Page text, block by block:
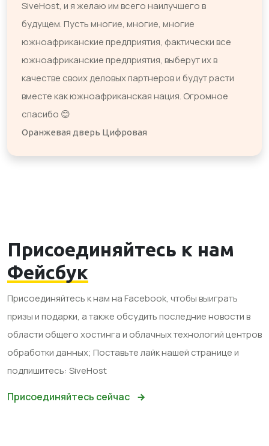
SiveHost, и я желаю им всего наилучшего в
будущем. Пусть многие, многие, многие
южноафриканские предприятия, фактически все
южноафриканские предприятия, выберут их в
качестве своих деловых партнеров и будут расти
вместе как южноафриканская нация. Огромное
спасибо 😊
Оранжевая дверь Цифровая
Присоединяйтесь к нам
Фейсбук
Присоединяйтесь к нам на Facebook, чтобы выиграть
призы и подарки, а также обсудить последние новости в
области общего хостинга и облачных технологий центров
обработки данных; Поставьте лайк нашей странице и
подпишитесь: SiveHost
Присоединяйтесь сейчас